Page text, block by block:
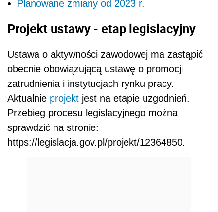
Planowane zmiany od 2023 r.
Projekt ustawy - etap legislacyjny
Ustawa o aktywności zawodowej ma zastąpić
obecnie obowiązującą ustawę o promocji
zatrudnienia i instytucjach rynku pracy.
Aktualnie projekt jest na etapie uzgodnień.
Przebieg procesu legislacyjnego można
sprawdzić na stronie:
https://legislacja.gov.pl/projekt/12364850.